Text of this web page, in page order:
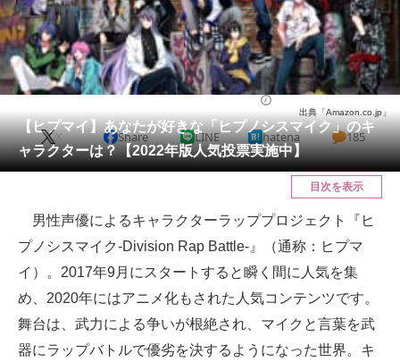
グルメ 地域
住まい 教育・育児
動物 リサーチ
会員記事
メディア
ITの今と未来を見通す
スマホと通信の最新トレンド
進化するPCとデバイスの未来
好きが集まる 比べて選べる
【ヒプマイ】あなたが好きな「ヒプノシスマイク」のキ
ャラクターは？【2022年版人気投票実施中】
出典「Amazon.co.jp」
X Share LINE hatena 185
目次を表示
男性声優によるキャラクターラッププロジェクト『ヒ
プノシスマイク-Division Rap Battle-』（通称：ヒプマ
イ）。2017年9月にスタートすると瞬く間に人気を集
め、2020年にはアニメ化もされた人気コンテンツです。
舞台は、武力による争いが根絶され、マイクと言葉を武
器にラップバトルで優劣を決するようになった世界。キ